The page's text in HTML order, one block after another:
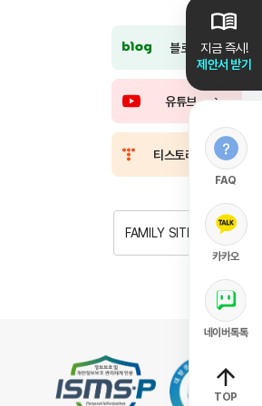
지금 즉시!
제안서 받기
FAQ
카카오
네이버톡톡
TOP
블로그
유튜브
티스토리
FAMILY SITE